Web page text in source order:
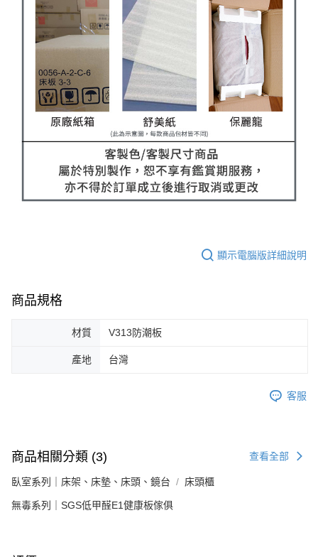
顯示電腦版詳細說明
商品規格
材質 V313防潮板
產地 台灣
客服
商品相關分類 (3) 查看全部
臥室系列｜床架、床墊、床頭、鏡台 床頭櫃
無毒系列｜SGS低甲醛E1健康板傢俱